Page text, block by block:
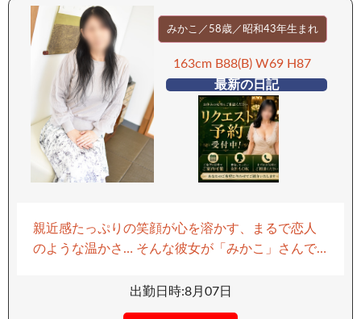
かれる方も多いはず。 穏やかな時間を過ごしたい
方、癒しと上質なひとときを求める方にぜひおす
すめしたい女性です。 ーーーーーーーーーー 【移
動手段：電車】 ーーーーーーーーーー
みかこ／58歳／昭和43年生まれ
163cm B88(B) W69 H87
最新の日記
親近感たっぷりの笑顔が心を溶かす、まるで恋人
のような温かさ… そんな彼女が「みかこ」さんで
ち、柔らかな肌は触れただけで虜になるでしょ
出勤日時:8月07日